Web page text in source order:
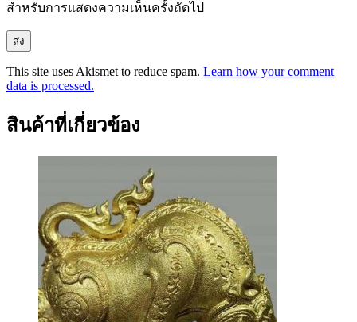
สำหรับการแสดงความเห็นครั้งถัดไป
This site uses Akismet to reduce spam. Learn how your comment
data is processed.
สินค้าที่เกี่ยวข้อง